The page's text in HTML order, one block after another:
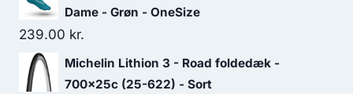
Dame - Grøn - OneSize
239.00 kr.
Michelin Lithion 3 - Road foldedæk -
700x25c (25-622) - Sort